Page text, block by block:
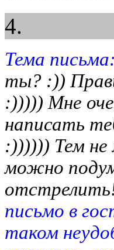
4.
Тема
ты? :))
:))))) Мне
написать
:)))))) Тем не
можно
письмо в
таком